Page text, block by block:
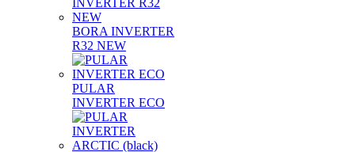
BORA INVERTER
R32 NEW
PULAR
INVERTER ECO